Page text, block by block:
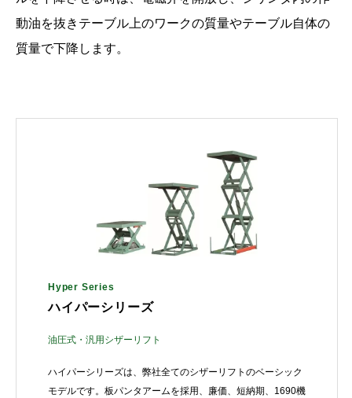
動油を抜きテーブル上のワークの質量やテーブル自体の
質量で下降します。
Hyper Series
ハイパーシリーズ
油圧式・汎用シザーリフト
ハイパーシリーズは、弊社全てのシザーリフトのベーシック
モデルです。板パンタアームを採用、廉価、短納期、1690機